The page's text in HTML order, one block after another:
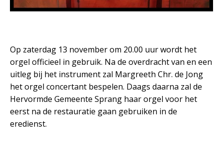
Op zaterdag 13 november om 20.00 uur wordt het
orgel officieel in gebruik. Na de overdracht van en een
uitleg bij het instrument zal Margreeth Chr. de Jong
het orgel concertant bespelen. Daags daarna zal de
Hervormde Gemeente Sprang haar orgel voor het
eerst na de restauratie gaan gebruiken in de
eredienst.